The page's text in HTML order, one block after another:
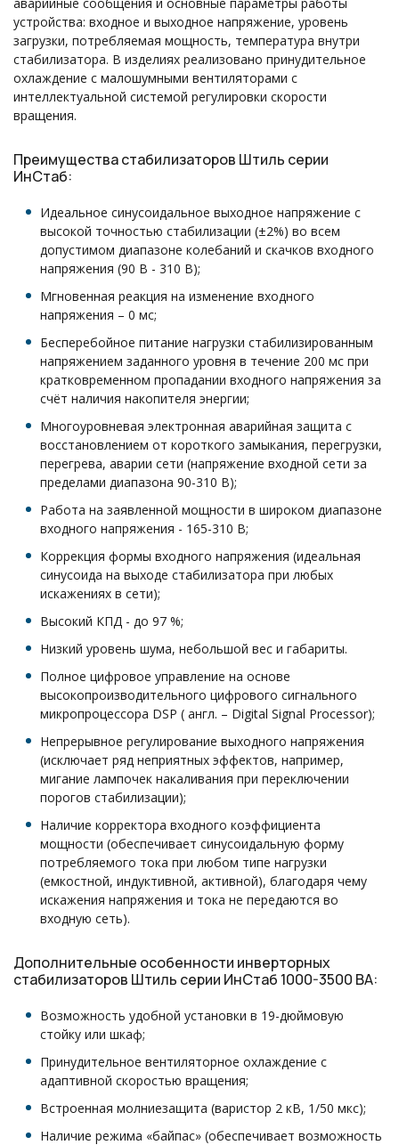
устройства: входное и выходное напряжение, уровень
загрузки, потребляемая мощность, температура внутри
стабилизатора. В изделиях реализовано принудительное
охлаждение с малошумными вентиляторами с
интеллектуальной системой регулировки скорости
вращения.
Преимущества стабилизаторов Штиль серии
ИнСтаб:
Идеальное синусоидальное выходное напряжение с
высокой точностью стабилизации (±2%) во всем
допустимом диапазоне колебаний и скачков входного
напряжения (90 В - 310 В);
Мгновенная реакция на изменение входного
напряжения – 0 мс;
Бесперебойное питание нагрузки стабилизированным
напряжением заданного уровня в течение 200 мс при
кратковременном пропадании входного напряжения за
счёт наличия накопителя энергии;
Многоуровневая электронная аварийная защита с
восстановлением от короткого замыкания, перегрузки,
перегрева, аварии сети (напряжение входной сети за
пределами диапазона 90-310 В);
Работа на заявленной мощности в широком диапазоне
входного напряжения - 165-310 В;
Коррекция формы входного напряжения (идеальная
синусоида на выходе стабилизатора при любых
искажениях в сети);
Высокий КПД - до 97 %;
Низкий уровень шума, небольшой вес и габариты.
Полное цифровое управление на основе
высокопроизводительного цифрового сигнального
микропроцессора DSP ( англ. – Digital Signal Processor);
Непрерывное регулирование выходного напряжения
(исключает ряд неприятных эффектов, например,
мигание лампочек накаливания при переключении
порогов стабилизации);
Наличие корректора входного коэффициента
мощности (обеспечивает синусоидальную форму
потребляемого тока при любом типе нагрузки
(емкостной, индуктивной, активной), благодаря чему
искажения напряжения и тока не передаются во
входную сеть).
Дополнительные особенности инверторных
стабилизаторов Штиль серии ИнСтаб 1000-3500 ВА:
Возможность удобной установки в 19-дюймовую
стойку или шкаф;
Принудительное вентиляторное охлаждение с
адаптивной скоростью вращения;
Встроенная молниезащита (варистор 2 кВ, 1/50 мкс);
Наличие режима «байпас» (обеспечивает возможность